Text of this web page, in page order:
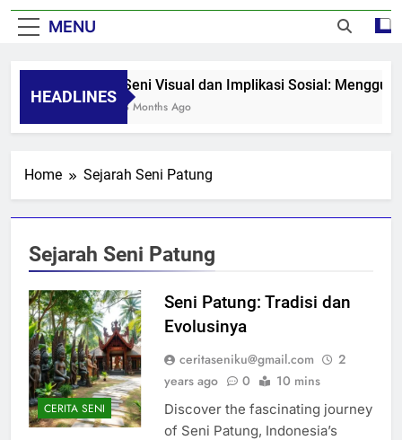
MENU
HEADLINES
Seni Visual dan Implikasi Sosial:
8 Months Ago
Home Sejarah Seni Patung
Sejarah Seni Patung
CERITA SENI
Seni Patung: Tradisi dan
Evolusinya
ceritaseniku@gmail.com
2
years ago
0 10 mins
Discover the fascinating journey
of Seni Patung, Indonesia’s